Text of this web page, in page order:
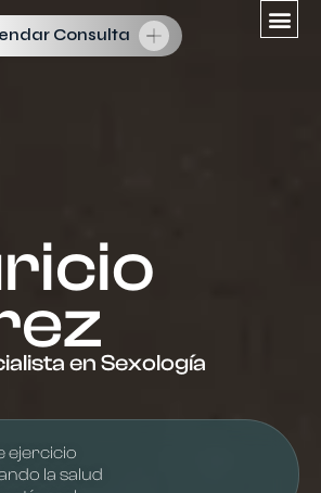
Consulta
en Sexología
ejercicio
la salud